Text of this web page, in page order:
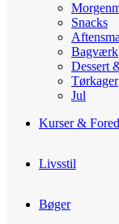
Snacks
Bagværk
Dessert
Tørkager
Jul
Kurser &
Livsstil
Bøger